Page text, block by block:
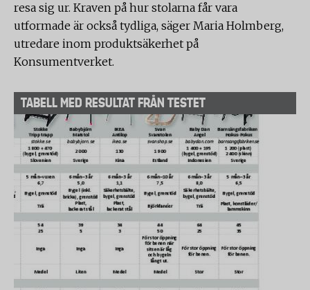
resa sig ur. Kraven på hur stolarna får vara
utformade är också tydliga, säger Maria Holmberg,
utredare inom produktsäkerhet på
Konsumentverket.
TABELL MED RESULTAT FRÅN TESTET